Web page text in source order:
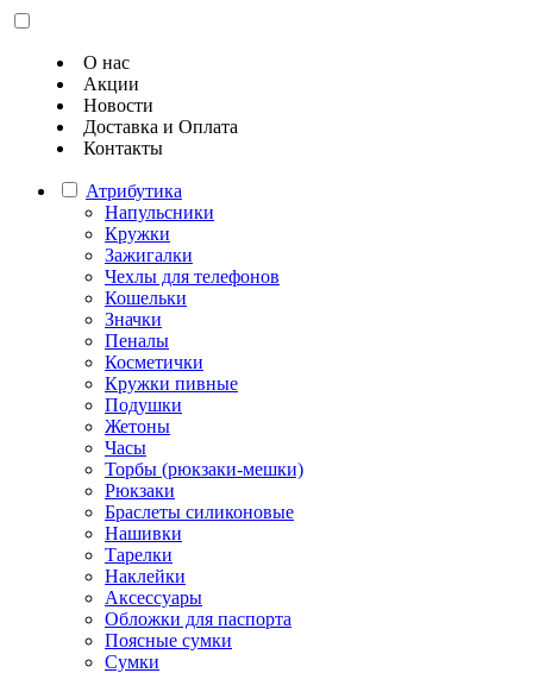
О нас
Акции
Новости
Доставка и Оплата
Контакты
Атрибутика
Напульсники
Кружки
Зажигалки
Чехлы для телефонов
Кошельки
Значки
Пеналы
Косметички
Кружки пивные
Подушки
Жетоны
Часы
Торбы (рюкзаки-мешки)
Рюкзаки
Браслеты силиконовые
Нашивки
Тарелки
Наклейки
Аксессуары
Обложки для паспорта
Поясные сумки
Сумки